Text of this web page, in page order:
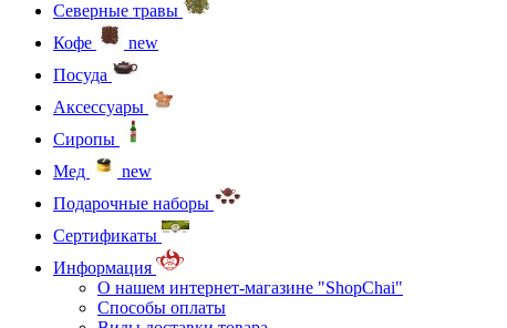
Северные травы
Кофе
new
Посуда
Аксессуары
Сиропы
Мед
new
Подарочные наборы
Сертификаты
Информация
О нашем интернет-магазине "ShopChai"
Способы оплаты